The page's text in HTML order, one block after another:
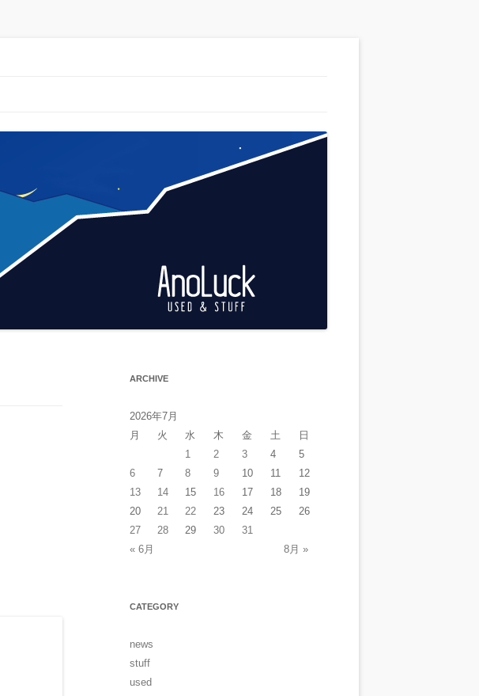
ARCHIVE
2026年7月
月
火 水 木 金 土
日
1
2 3 4
5
6
7 8 9 10 11
12
13
14 15 16 17 18
19
20
21 22 23 24 25
26
27
28 29 30
31
« 6月
8月 »
CATEGORY
news
stuff
used